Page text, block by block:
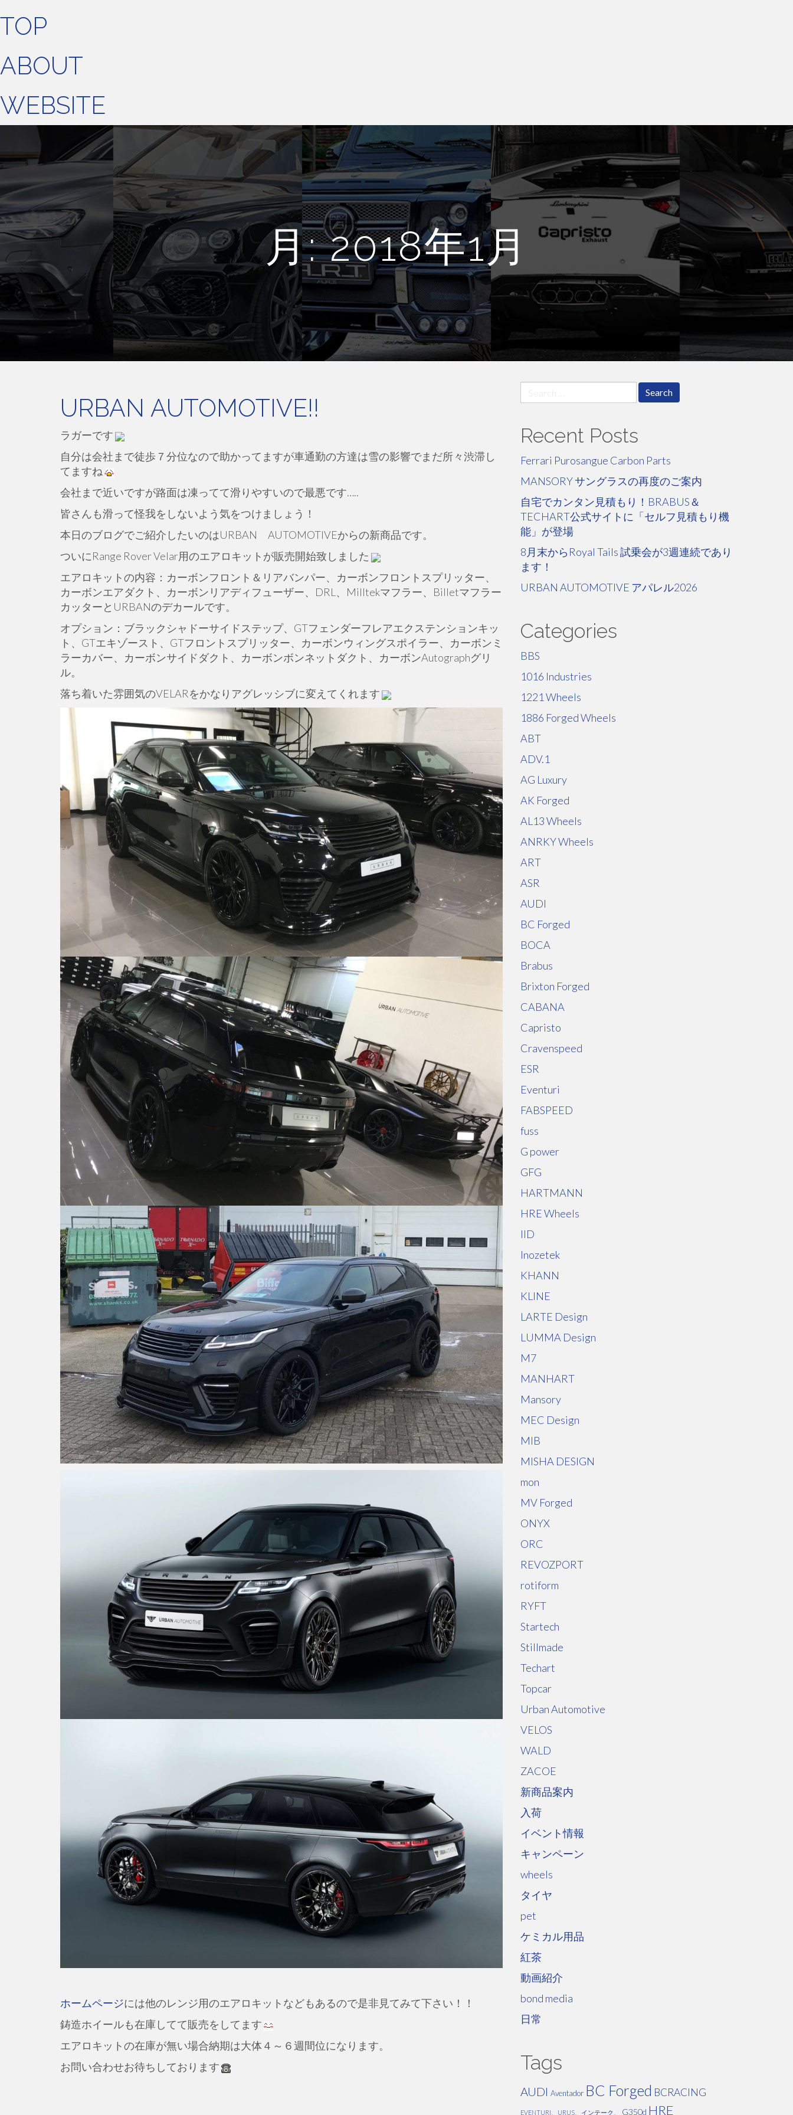
TOP
ABOUT
WEBSITE
月:2018年1月
URBAN AUTOMOTIVE!!
ラガーです
自分は会社まで徒歩７分位なので助かってますが車通勤の方達は雪の影響でまだ所々渋滞し
てますね
会社まで近いですが路面は凍ってて滑りやすいので最悪です…..
皆さんも滑って怪我をしないよう気をつけましょう！
本日のブログでご紹介したいのはURBAN AUTOMOTIVEからの新商品です。
ついにRange Rover Velar用のエアロキットが販売開始致しました
エアロキットの内容：カーボンフロント＆リアバンパー、カーボンフロントスプリッター、
カーボンエアダクト、カーボンリアディフューザー、DRL、Milltekマフラー、Billetマフラー
カッターとURBANのデカールです。
オプション：ブラックシャドーサイドステップ、GTフェンダーフレアエクステンションキッ
ト、GTエキゾースト、GTフロントスプリッター、カーボンウィングスポイラー、カーボンミ
ラーカバー、カーボンサイドダクト、カーボンボンネットダクト、カーボンAutographグリ
ル。
落ち着いた雰囲気のVELARをかなりアグレッシブに変えてくれます
ホームページには他のレンジ用のエアロキットなどもあるので是非見てみて下さい！！
鋳造ホイールも在庫してて販売をしてます
エアロキットの在庫が無い場合納期は大体４～６週間位になります。
お問い合わせお待ちしております
for:
Recent Posts
Ferrari Purosangue Carbon Parts
MANSORY サングラスの再度のご案内
自宅でカンタン見積もり！BRABUS＆
TECHART公式サイトに「セルフ見積もり機
能」が登場
8月末からRoyal Tails 試乗会が3週連続であり
ます！
URBAN AUTOMOTIVE アパレル2026
Categories
BBS
1016 Industries
1221 Wheels
1886 Forged Wheels
ABT
ADV.1
AG Luxury
AK Forged
AL13 Wheels
ANRKY Wheels
ART
ASR
AUDI
BC Forged
BOCA
Brabus
Brixton Forged
CABANA
Capristo
Cravenspeed
ESR
Eventuri
FABSPEED
fuss
G power
GFG
HARTMANN
HRE Wheels
IID
Inozetek
KHANN
KLINE
LARTE Design
LUMMA Design
M7
MANHART
Mansory
MEC Design
MIB
MISHA DESIGN
mon
MV Forged
ONYX
ORC
REVOZPORT
rotiform
RYFT
Startech
Stillmade
Techart
Topcar
Urban Automotive
VELOS
WALD
ZACOE
新商品案内
入荷
イベント情報
キャンペーン
wheels
タイヤ
pet
ケミカル用品
紅茶
動画紹介
bond media
日常
Tags
AUDI Aventador BC Forged BCRACING
EVENTURI、URUS、インテーク、 G350d HRE